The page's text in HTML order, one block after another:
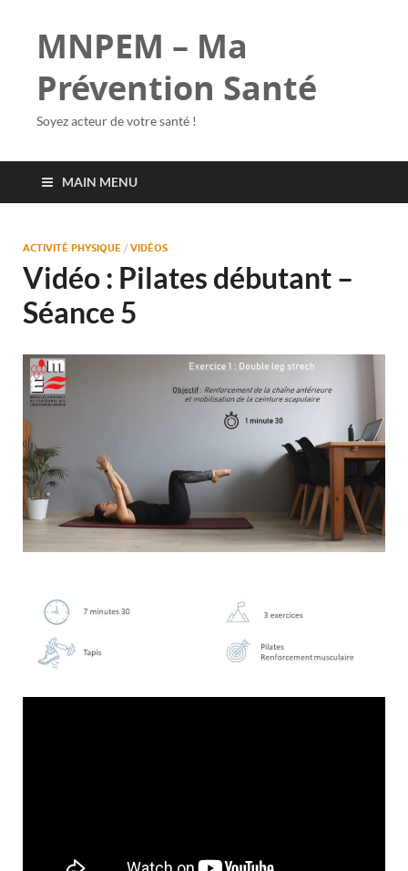
MNPEM – Ma
Prévention Santé
Soyez acteur de votre santé !
MAIN MENU
ACTIVITÉ PHYSIQUE / VIDÉOS
Vidéo : Pilates débutant –
Séance 5